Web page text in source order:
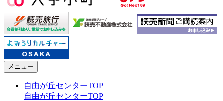
メニュー
自由が丘センターTOP
自由が丘センターTOP